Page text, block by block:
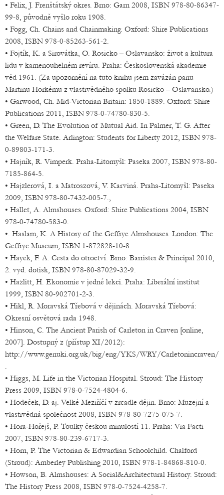
• Felix, J. Frenštátský okres. Brno: Garn 2008, ISBN 978-80-86347-
99-8, původně vyšlo roku 1908.
• Fogg, Ch. Chains and Chainmaking. Oxford: Shire Publications
2008, ISBN 978-0-85263-561-2.
• Fojtík, K. a Sirovátka, O. Rosicko – Oslavansko: život a kultura
lidu v kamenouhelném revíru. Praha: Československá akademie
věd 1961. (Za upozornění na tuto knihu jsem zavázán panu
Martinu Horkému z vlastivědného spolku Rosicko – Oslavansko.)
• Garwood, Ch. Mid-Victorian Britain: 1850-1889. Oxford: Shire
Publications 2011, ISBN 978-0-74780-830-5.
• Green, D. The Evolution of Mutual Aid. In Palmer, T. G. After
the Welfare State. Arlington: Students for Liberty 2012, ISBN 978-
0-89803-171-3.
• Hajník, R. Vimperk. Praha-Litomyšl: Paseka 2007, ISBN 978-80-
7185-864-5.
• Hajzlerová, I. a Matroszová, V. Karviná. Praha-Litomyšl: Paseka
2009, ISBN 978-80-7432-005-7.,
• Hallet, A. Almshouses. Oxford: Shire Publications 2004, ISBN
978-0-74780-583-0.
•. Haslam, K. A History of the Geffrye Almshouses. London: The
Geffrye Museum, ISBN 1-872828-10-8.
• Hayek, F. A. Cesta do otroctví. Brno: Barrister & Principal 2010,
2. vyd. dotisk, ISBN 978-80-87029-32-9.
• Hazlitt, H. Ekonomie v jedné lekci. Praha: Liberální institut
1999, ISBN 80-902701-2-3.
• Hikl, R. Moravská Třebová v dějinách. Moravská Třebová:
Okresní osvětová rada 1948.
• Hinson, C. The Ancient Parish of Carleton in Craven [online,
2007]. Dostupný z (přístup XI/2012):
http://www.genuki.org.uk/big/eng/YKS/WRY/Carletonincraven/
.
• Higgs, M. Life in the Victorian Hospital. Stroud: The History
Press 2009, ISBN 978-0-7524-4804-6.
• Hodeček, D. aj. Velké Meziříčí v zrcadle dějin. Brno: Muzejní a
vlastivědná společnost 2008, ISBN 978-80-7275-075-7.
• Hora-Hořejš, P. Toulky českou minulostí 11. Praha: Via Facti
2007, ISBN 978-80-239-6717-3.
• Horn, P. The Victorian & Edwardian Schoolchild. Chalford
(Stroud): Amberley Publishing 2010, ISBN 978-1-84868-810-0.
• Howson, B. Almshouses: A Social&Architectural History. Stroud:
The History Press 2008, ISBN 978-0-7524-4258-7.